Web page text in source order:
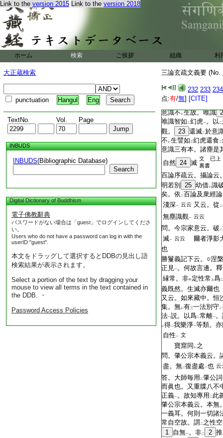
Link to the version 2015 Link to the version 2018
ホーム 検索 ご挨拶 組織 利
大正蔵検索
punctuation Hangul Eng
TextNo. Vol. Page
INBUDS
INBUDS(Bibliographic Database)
Search
Digital Dictionary of Buddhism
電子佛教辭典
パスワードがない場合は「guest」でログインしてくださ
い。
Users who do not have a password can log in with the
userID "guest".
本文をドラッグして選択するとDDBの見出し語
検索結果が表示されます。
Select a portion of the text by dragging your
mouse to view all terms in the text contained in
the DDB. ・
Password Access Policies
三論玄疏文義要 (No.
232 233 234
点:有/無] [CITE]
故。故生 怖畏 。大
獅子子。聞
分別依他二性 一
實有
譬。迦葉譬如
幻師
食 幻師 。迦葉如
現唯空一。故實無二所
離
此二邊
即無塵體智。是唯識
意識 。何以故。以
意識不レ生故。唯識
唯識智如 二幻虎一。以 二
觀。
23 還滅二於意
不 レ生譬如三幻虎還食二
意識三有本。諸塵是
自然 24 滅
文 已上
裏書
百論序疏云。攝論云
明若別
25 幼借レ識
矣。依 二百論及衆經論
淺深一 云云 又云。從 二
無塵識觀一 云云
問。今宗家意云。破 二
滅一 云云
爾者淨影
也
勝鬘義記下云。○涅槃
正見一。何故言邊。
縁常。非中定性常 上爲二
義既然。生滅亦爾也
又云。如來藏中。恒
集。無レ有三一法別守二
法一説。以爲二常離一
レ得二我樂淨一等類。
自性一 文
寶窟同 レ之
問。肇公宗本義云。
盡。無二復盡處一也 云
答。大師毎用 二肇公詞
而眞也。又重牒八不
正義一。故知專用 二 此
肇公宗本義云。本無
一義耳。何則一切諸
常自空故。謂二 之性空
1 自無一。非二 2 推